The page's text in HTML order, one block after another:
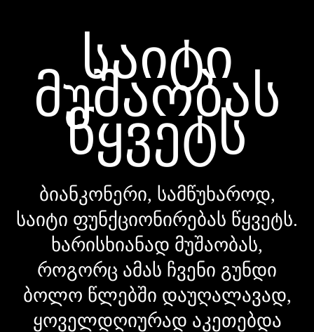
საიტი
მუშაობას
წყვეტს
ბიანკონერი, სამწუხაროდ,
საიტი ფუნქციონირებას წყვეტს.
ხარისხიანად მუშაობას,
როგორც ამას ჩვენი გუნდი
ბოლო წლებში დაუღალავად,
ყოველდღიურად აკეთებდა